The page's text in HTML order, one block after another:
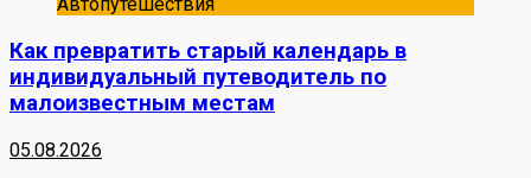
Автопутешествия
Как превратить старый календарь в
индивидуальный путеводитель по
малоизвестным местам
05.08.2026